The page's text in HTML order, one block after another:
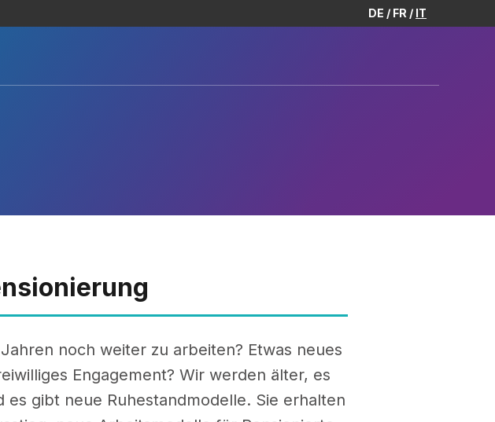
DE FR IT
noch weiter zu arbeiten? Etwas neues
Engagement? Wir werden älter, es
gibt neue Ruhestandmodelle. Sie erhalten